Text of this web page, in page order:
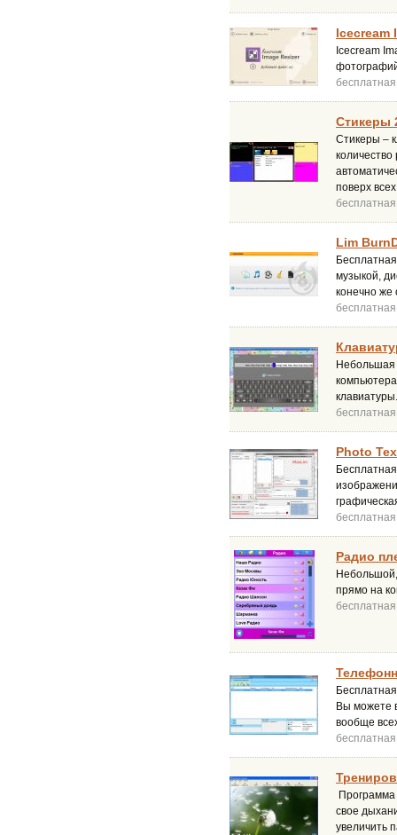
Icecream
Icecream
бесплатная
Стикеры
Стикеры –
поверх
бесплатная
Lim
музыкой,
конечно же
бесплатная
Небольшая
клавиатуры.
бесплатная
Photo
бесплатная
Радио
прямо на
бесплатная
Вы можете
вообще
бесплатная
свое
увеличить